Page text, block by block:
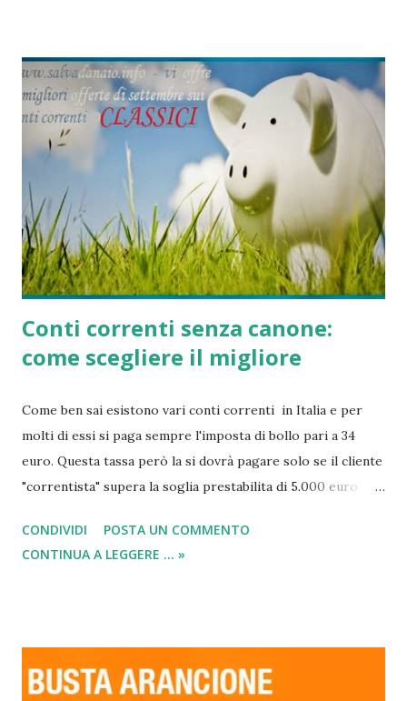
Conti correnti senza canone:
come scegliere il migliore
Come ben sai esistono vari conti correnti in Italia e per
molti di essi si paga sempre l'imposta di bollo pari a 34
euro. Questa tassa però la si dovrà pagare solo se il cliente
"correntista" supera la soglia prestabilita di 5.000 euro
conto dovesse rimane più basso, e quindi sotto ai
cinquemila (anche 4.999 euro vanno bene), non dovrete
precedenti post abbiamo dedicato molto tempo a capire le
differenze e le migliori offerte per i conti correnti online.
CONDIVIDI
POSTA UN COMMENTO
CONTINUA A LEGGERE ... »